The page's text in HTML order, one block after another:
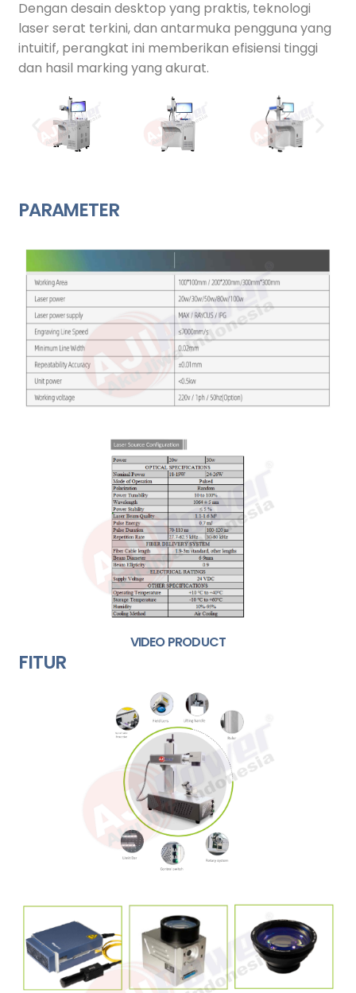
Dengan desain desktop yang praktis, teknologi
laser serat terkini, dan antarmuka pengguna yang
intuitif, perangkat ini memberikan efisiensi tinggi
dan hasil marking yang akurat.
PARAMETER
VIDEO PRODUCT
FITUR